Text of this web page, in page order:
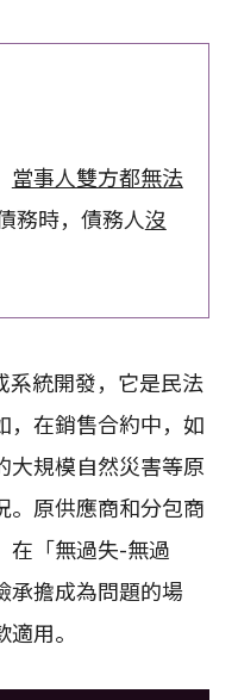
當事人雙方都無法
務時，債務人沒
系統開發，它是民法
，在銷售合約中，如
大規模自然災害等原
。原供應商和分包商
在「無過失-無過
承擔成為問題的場
用。